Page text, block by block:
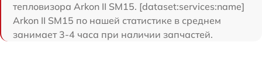
тепловизора Arkon II SM15. [dataset:services:name]
Arkon II SM15 по нашей статистике в среднем
занимает 3-4 часа при наличии запчастей.